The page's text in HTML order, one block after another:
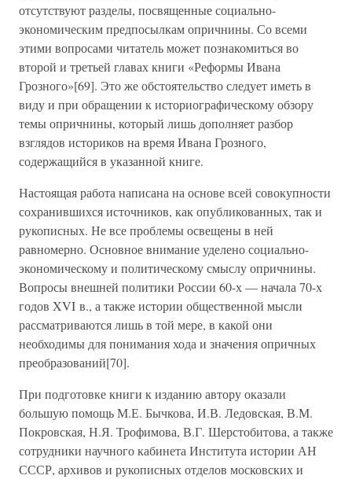
отсутствуют разделы, посвященные социально-
экономическим предпосылкам опричнины. Со всеми
этими вопросами читатель может познакомиться во
второй и третьей главах книги «Реформы Ивана
Грозного»[69]. Это же обстоятельство следует иметь в
виду и при обращении к историографическому обзору
темы опричнины, который лишь дополняет разбор
взглядов историков на время Ивана Грозного,
содержащийся в указанной книге.
Настоящая работа написана на основе всей совокупности
сохранившихся источников, как опубликованных, так и
рукописных. Не все проблемы освещены в ней
равномерно. Основное внимание уделено социально-
экономическому и политическому смыслу опричнины.
Вопросы внешней политики России 60-х — начала 70-х
годов XVI в., а также истории общественной мысли
рассматриваются лишь в той мере, в какой они
необходимы для понимания хода и значения опричных
преобразований[70].
При подготовке книги к изданию автору оказали
большую помощь М.Е. Бычкова, И.В. Ледовская, В.М.
Покровская, Н.Я. Трофимова, В.Г. Шерстобитова, а также
сотрудники научного кабинета Института истории АН
СССР, архивов и рукописных отделов московских и